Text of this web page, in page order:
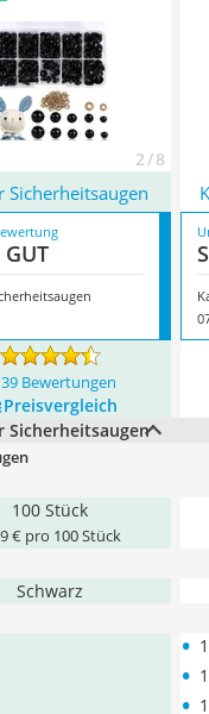
August 2026
* mit seinen
2 / 8
Sicherheitsaugen
GUT
Bewertungen
Preis­vergleich
Sicherheitsaugen
100 Stück
€ pro 100 Stück
Schwarz
•
•
•